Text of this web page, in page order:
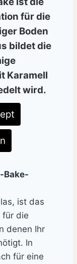
für die
Boden
bildet die
Karamell
wird.
Bake-
ist das
für die
denen Ihr
In
für eine